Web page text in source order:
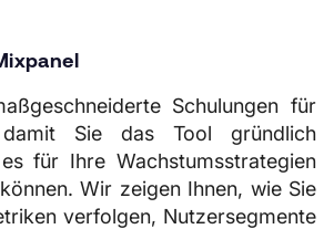
Schulungen für
Sie das Tool gründlich
für Ihre Wachstumsstrategien
Wir zeigen Ihnen, wie Sie
verfolgen, Nutzersegmente